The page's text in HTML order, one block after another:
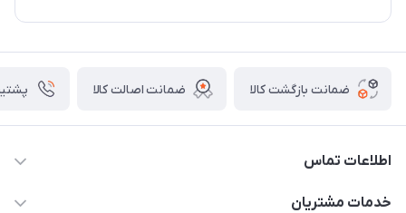
ضمانت بازگشت کالا ضمانت اصالت کالا
اطلاعات تماس
خدمات مشتریان